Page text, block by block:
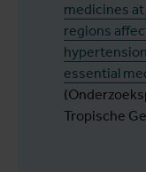
medicines
regions
essential
Tropische